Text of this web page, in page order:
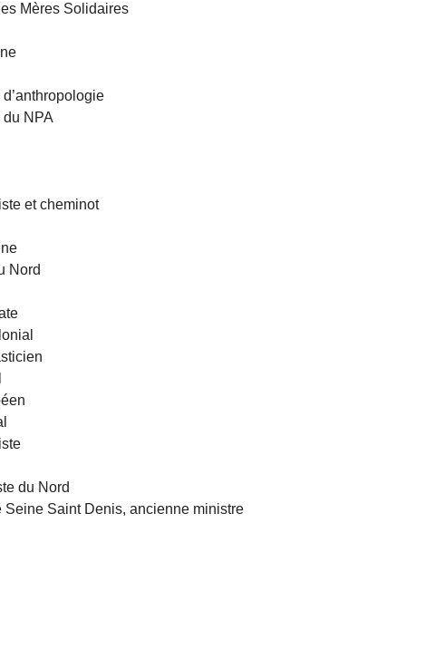
Mères Solidaires
NPA
et cheminot
Nord
du Nord
Seine Saint Denis, ancienne ministre